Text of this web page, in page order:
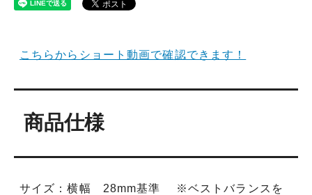
こちらからショート動画で確認できます！
商品仕様
サイズ：横幅 28mm基準 ※ベストバランスを